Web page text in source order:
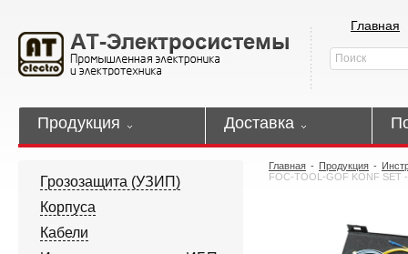
Главная
Продукция Доставка
Грозозащита (УЗИП)
Корпуса
Кабели
Главная - Продукция -
FOC-TOOL-GOF KONF SET